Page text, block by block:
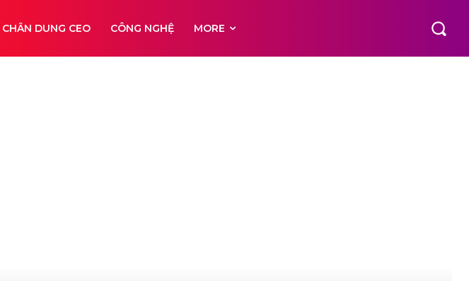
CHÂN DUNG CEO CÔNG NGHỆ MORE